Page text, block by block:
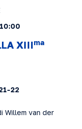
XIIIma
22
Willem van der